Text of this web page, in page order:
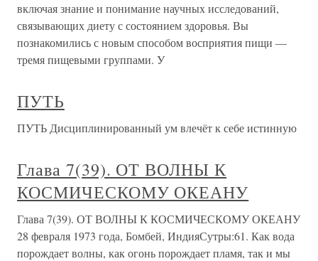
включая знание и понимание научных исследований,
связывающих диету с состоянием здоровья. Вы
познакомились с новым способом восприятия пищи —
тремя пищевыми группами. У
ПУТЬ
ПУТЬ Дисциплинированный ум влечёт к себе истинную
Глава 7(39). ОТ ВОЛНЫ К
КОСМИЧЕСКОМУ ОКЕАНУ
Глава 7(39). ОТ ВОЛНЫ К КОСМИЧЕСКОМУ ОКЕАНУ
28 февраля 1973 года, Бомбей, ИндияСутры:61. Как вода
порождает волны, как огонь порождает пламя, так и мы